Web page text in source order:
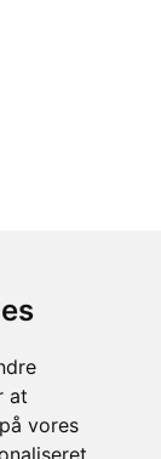
at
vores